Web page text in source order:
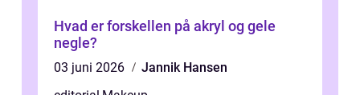
Hvad er forskellen på akryl og gele
negle?
03 juni 2026
Jannik Hansen